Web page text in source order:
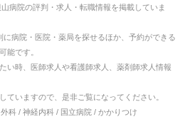
病院の評判・求人・転職情報を掲載していま
病院・医院・薬局を探せるほか、予約ができる
能です。
い時、医師求人や看護師求人、薬剤師求人情報
ていますので、是非ご覧になってください。
科 / 神経内科 / 国立病院 / かかりつけ